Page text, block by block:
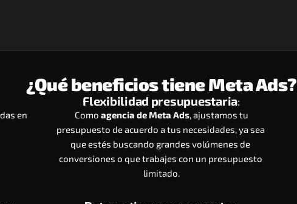
¿Qué beneficios tiene Meta Ads?
en
Flexibilidad presupuestaria:
Como agencia de Meta Ads, ajustamos tu
presupuesto de acuerdo a tus necesidades, ya sea
que estés buscando grandes volúmenes de
conversiones o que trabajes con un presupuesto
limitado.